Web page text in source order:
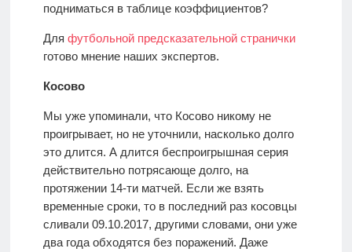
подниматься в таблице коэффициентов?
Для футбольной предсказательной странички
готово мнение наших экспертов.
Косово
Мы уже упоминали, что Косово никому не
проигрывает, но не уточнили, насколько долго
это длится. А длится беспроигрышная серия
действительно потрясающе долго, на
протяжении 14-ти матчей. Если же взять
временные сроки, то в последний раз косовцы
сливали 09.10.2017, другими словами, они уже
два года обходятся без поражений. Даже